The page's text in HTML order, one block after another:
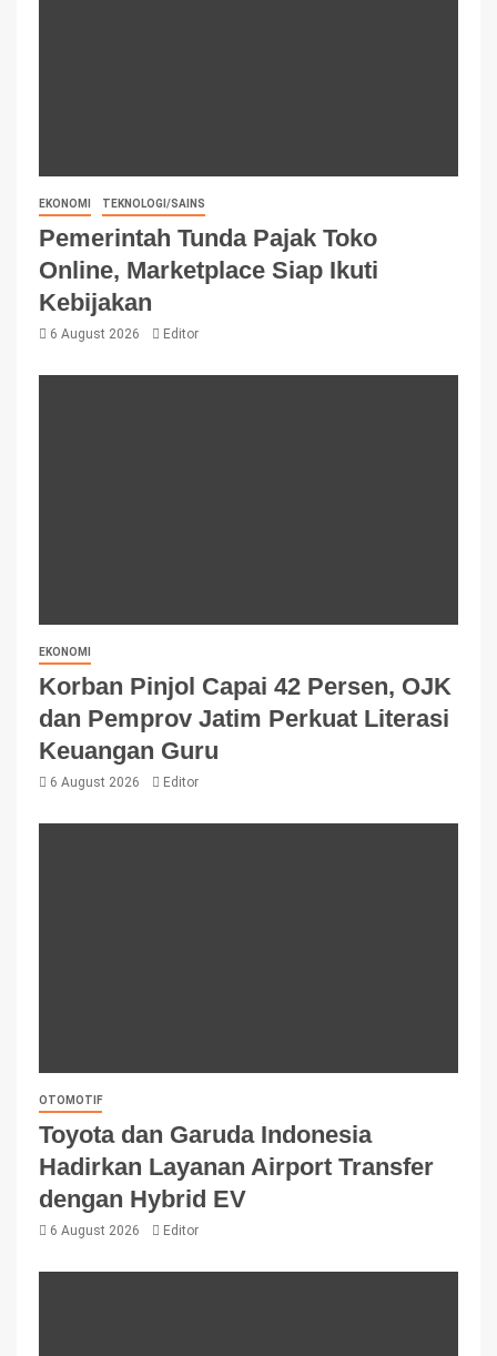
EKONOMI TEKNOLOGI/SAINS
Pemerintah Tunda Pajak Toko
Online, Marketplace Siap Ikuti
Kebijakan
6 August 2026 Editor
EKONOMI
Korban Pinjol Capai 42 Persen, OJK
dan Pemprov Jatim Perkuat Literasi
Keuangan Guru
6 August 2026 Editor
OTOMOTIF
Toyota dan Garuda Indonesia
Hadirkan Layanan Airport Transfer
dengan Hybrid EV
6 August 2026 Editor